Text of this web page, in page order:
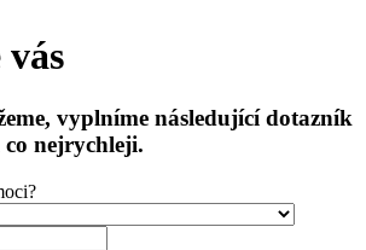
vyplníme následující dotazník
nejrychleji.